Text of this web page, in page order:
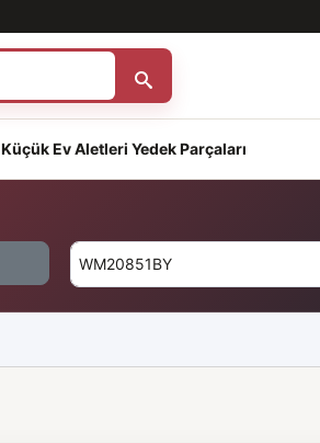
Küçük Ev Aletleri Yedek Parçaları